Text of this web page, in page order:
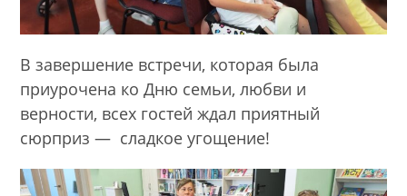
В завершение встречи, которая была
приурочена ко Дню семьи, любви и
верности, всех гостей ждал приятный
сюрприз — сладкое угощение!